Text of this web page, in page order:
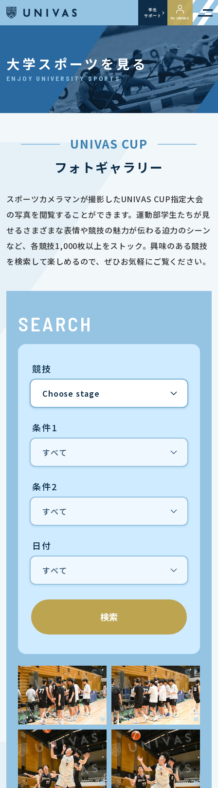
学生
サポート
My UNIVAS
大学スポーツを見る
ENJOY UNIVERSITY SPORTS
UNIVAS CUP
フォトギャラリー
スポーツカメラマンが撮影したUNIVAS CUP指定大会
の写真を閲覧することができます。運動部学生たちが見
せるさまざまな表情や競技の魅力が伝わる迫力のシーン
など、各競技1,000枚以上をストック。興味のある競技
を検索して楽しめるので、ぜひお気軽にご覧ください。
SEARCH
競技
条件1
条件2
日付
検索